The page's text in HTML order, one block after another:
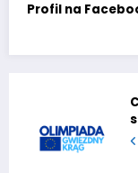
Profil na